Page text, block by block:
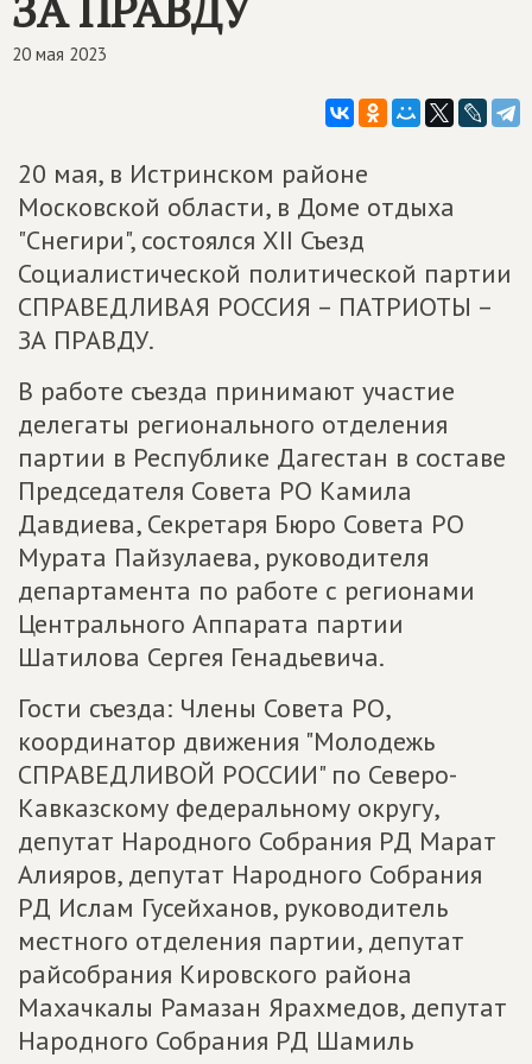
20 мая 2023
20 мая, в Истринском районе
Московской области, в Доме отдыха
"Снегири", состоялся XII Съезд
Социалистической политической партии
СПРАВЕДЛИВАЯ РОССИЯ – ПАТРИОТЫ –
ЗА ПРАВДУ.
В работе съезда принимают участие
делегаты регионального отделения
партии в Республике Дагестан в составе
Председателя Совета РО Камила
Давдиева, Секретаря Бюро Совета РО
Мурата Пайзулаева, руководителя
департамента по работе с регионами
Центрального Аппарата партии
Шатилова Сергея Генадьевича.
Гости съезда: Члены Совета РО,
координатор движения "Молодежь
СПРАВЕДЛИВОЙ РОССИИ" по Северо-
Кавказскому федеральному округу,
депутат Народного Собрания РД Марат
Алияров, депутат Народного Собрания
РД Ислам Гусейханов, руководитель
местного отделения партии, депутат
райсобрания Кировского района
Махачкалы Рамазан Ярахмедов, депутат
Народного Собрания РД Шамиль